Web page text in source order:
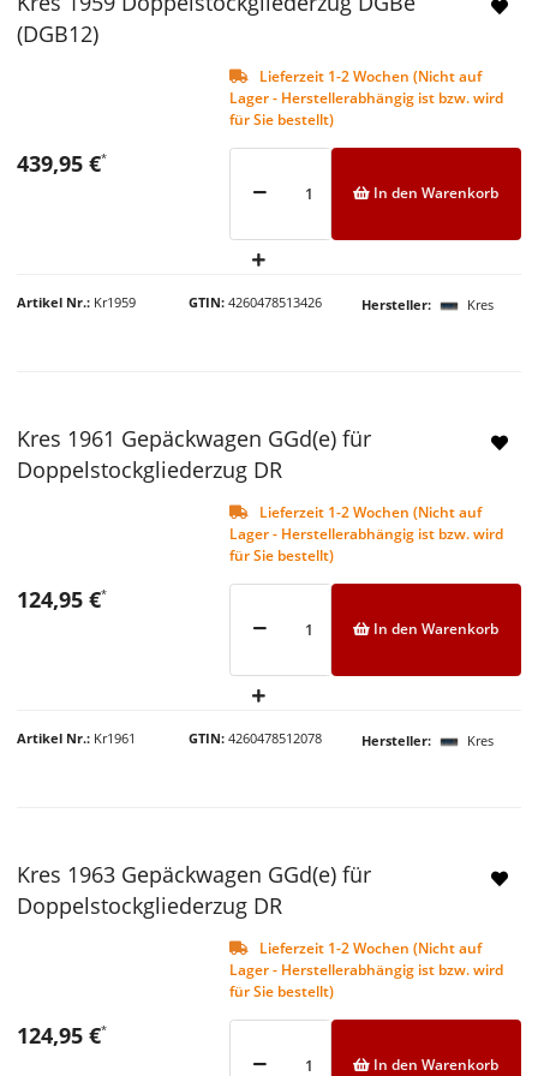
(DGB12)
Lieferzeit 1-2 Wochen (Nicht auf
Lager - Herstellerabhängig ist bzw. wird
für Sie bestellt)
Artikel Nr. Kr1959 GTIN 4260478513426 Hersteller Kres
439,95 €*
In den Warenkorb
Kres 1961 Gepäckwagen GGd(e) für
Doppelstockgliederzug DR
Lieferzeit 1-2 Wochen (Nicht auf
Lager - Herstellerabhängig ist bzw. wird
für Sie bestellt)
Artikel Nr. Kr1961 GTIN 4260478512078 Hersteller Kres
124,95 €*
In den Warenkorb
Kres 1963 Gepäckwagen GGd(e) für
Doppelstockgliederzug DR
Lieferzeit 1-2 Wochen (Nicht auf
Lager - Herstellerabhängig ist bzw. wird
für Sie bestellt)
124,95 €*
In den Warenkorb